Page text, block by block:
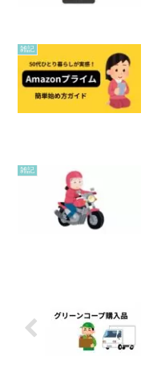
雑記
雑記